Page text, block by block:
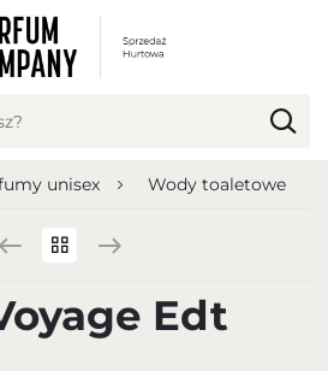
unisex Wody toaletowe
Edt